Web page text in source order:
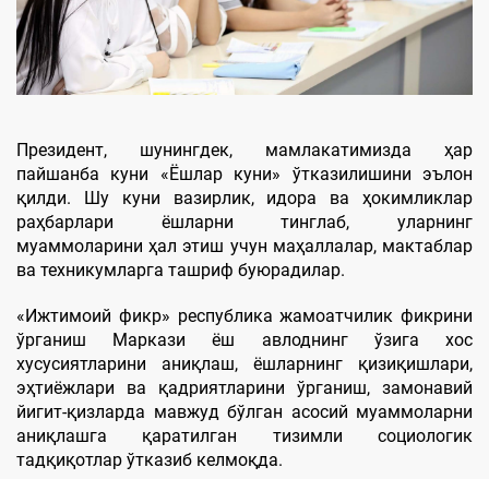
Президент, шунингдек, мамлакатимизда ҳар
пайшанба куни «Ёшлар куни» ўтказилишини эълон
қилди. Шу куни вазирлик, идора ва ҳокимликлар
раҳбарлари ёшларни тинглаб, уларнинг
муаммоларини ҳал этиш учун маҳаллалар, мактаблар
ва техникумларга ташриф буюрадилар.
«Ижтимоий фикр» республика жамоатчилик фикрини
ўрганиш Маркази ёш авлоднинг ўзига хос
хусусиятларини аниқлаш, ёшларнинг қизиқишлари,
эҳтиёжлари ва қадриятларини ўрганиш, замонавий
йигит-қизларда мавжуд бўлган асосий муаммоларни
аниқлашга қаратилган тизимли социологик
тадқиқотлар ўтказиб келмоқда.